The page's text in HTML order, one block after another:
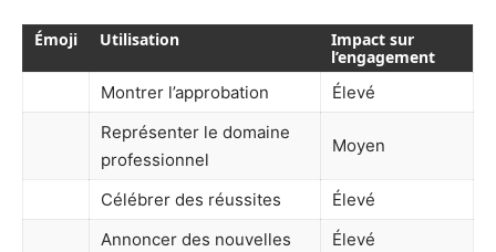
Émoji Utilisation
Impact sur
l’engagement
Montrer l’approbation
Élevé
Représenter le domaine
professionnel
Moyen
Célébrer des réussites
Élevé
Annoncer des nouvelles
Élevé